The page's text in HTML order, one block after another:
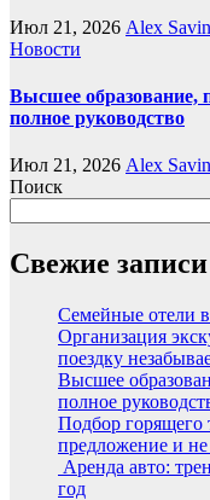
Июл 21, 2026 Alex Savin
Новости
Высшее образование,
полное руководство
Июл 21, 2026 Alex Savin
Поиск
Свежие записи
Семейные отели
Организация
поездку
Высшее
полное
Подбор горящего
предложение и
Аренда авто:
год